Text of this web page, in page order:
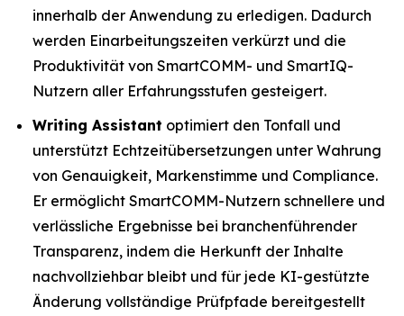
innerhalb der Anwendung zu erledigen. Dadurch
werden Einarbeitungszeiten verkürzt und die
Produktivität von SmartCOMM- und SmartIQ-
Nutzern aller Erfahrungsstufen gesteigert.
Writing Assistant optimiert den Tonfall und
unterstützt Echtzeitübersetzungen unter Wahrung
von Genauigkeit, Markenstimme und Compliance.
Er ermöglicht SmartCOMM-Nutzern schnellere und
verlässliche Ergebnisse bei branchenführender
Transparenz, indem die Herkunft der Inhalte
nachvollziehbar bleibt und für jede KI-gestützte
Änderung vollständige Prüfpfade bereitgestellt